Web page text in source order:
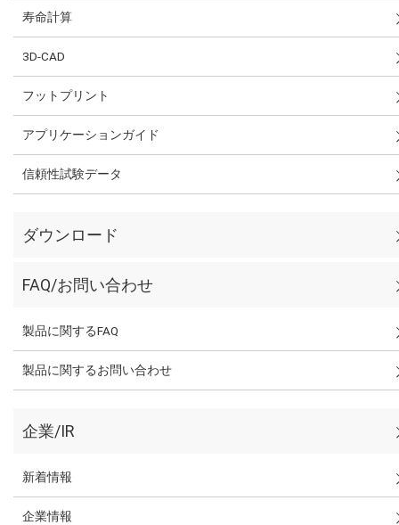
寿命計算
3D-CAD
フットプリント
アプリケーションガイド
信頼性試験データ
ダウンロード
FAQ/お問い合わせ
製品に関するFAQ
製品に関するお問い合わせ
企業/IR
新着情報
企業情報